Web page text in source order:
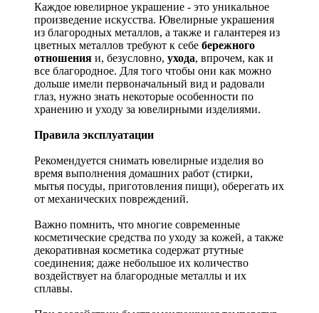
Каждое ювелирное украшение - это уникальное
произведение искусства. Ювелирные украшения
из благородных металлов, а также и галантерея из
цветных металлов требуют к себе бережного
отношения и, безусловно, ухода, впрочем, как и
все благородное. Для того чтобы они как можно
дольше имели первоначальный вид и радовали
глаз, нужно знать некоторые особенности по
хранению и уходу за ювелирными изделиями.
Правила эксплуатации
Рекомендуется снимать ювелирные изделия во
время выполнения домашних работ (стирки,
мытья посуды, приготовления пищи), оберегать их
от механических повреждений.
Важно помнить, что многие современные
косметические средства по уходу за кожей, а также
декоративная косметика содержат ртутные
соединения; даже небольшое их количество
воздействует на благородные металлы и их
сплавы.